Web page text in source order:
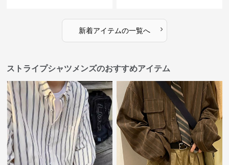
新着アイテムの一覧へ ›
ストライプシャツメンズのおすすめアイテム